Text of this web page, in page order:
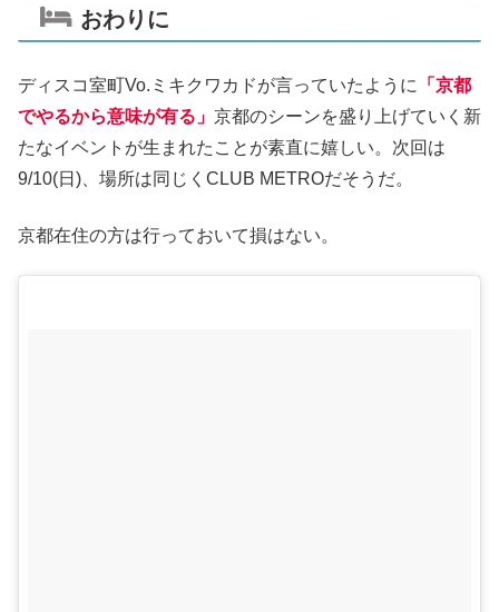
おわりに
ディスコ室町Vo.ミキクワカドが言っていたように
「京都
でやるから意味が有る」 京都のシーンを盛り上げていく新
たなイベントが生まれたことが素直に嬉しい。次回は
9/10(日)、場所は同じくCLUB METROだそうだ。
京都在住の方は行っておいて損はない。